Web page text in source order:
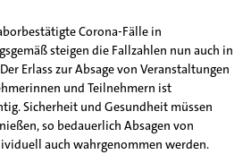
Corona-Fälle in
steigen die Fallzahlen nun auch in
Erlass zur Absage von Veranstaltungen
und Teilnehmern ist
Sicherheit und Gesundheit müssen
so bedauerlich Absagen von
auch wahrgenommen werden.